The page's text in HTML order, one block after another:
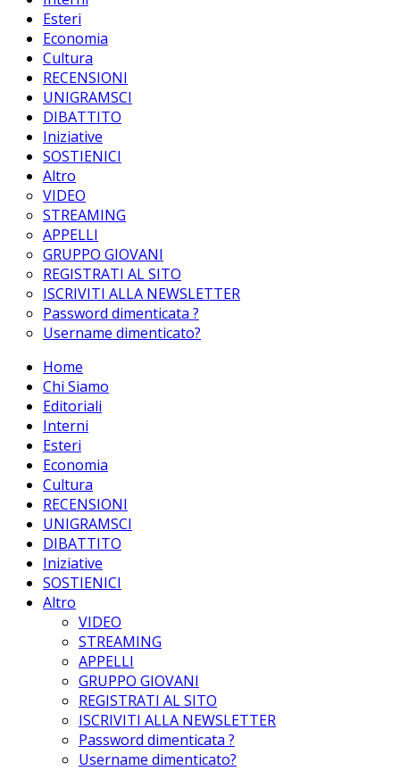
Esteri
Economia
Cultura
RECENSIONI
UNIGRAMSCI
DIBATTITO
Iniziative
SOSTIENICI
Altro
VIDEO
STREAMING
APPELLI
GRUPPO GIOVANI
REGISTRATI AL SITO
ISCRIVITI ALLA NEWSLETTER
Password dimenticata ?
Username dimenticato?
Home
Chi Siamo
Editoriali
Interni
Esteri
Economia
Cultura
RECENSIONI
UNIGRAMSCI
DIBATTITO
Iniziative
SOSTIENICI
Altro
VIDEO
STREAMING
APPELLI
GRUPPO GIOVANI
REGISTRATI AL SITO
ISCRIVITI ALLA NEWSLETTER
Password dimenticata ?
Username dimenticato?